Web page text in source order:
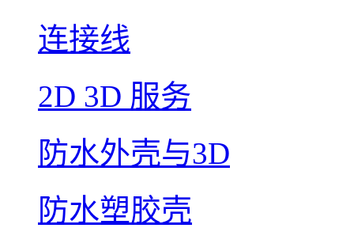
连接线
2D 3D 服务
防水外壳与3D
防水塑胶壳